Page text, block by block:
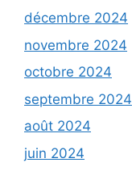
décembre 2024
novembre 2024
octobre 2024
septembre 2024
août 2024
juin 2024